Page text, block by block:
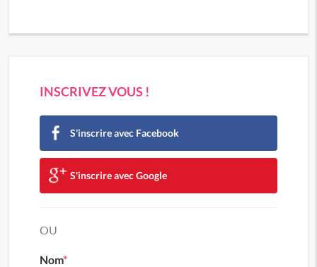
INSCRIVEZ VOUS !
S'inscrire avec Facebook
S'inscrire avec Google
OU
Nom*